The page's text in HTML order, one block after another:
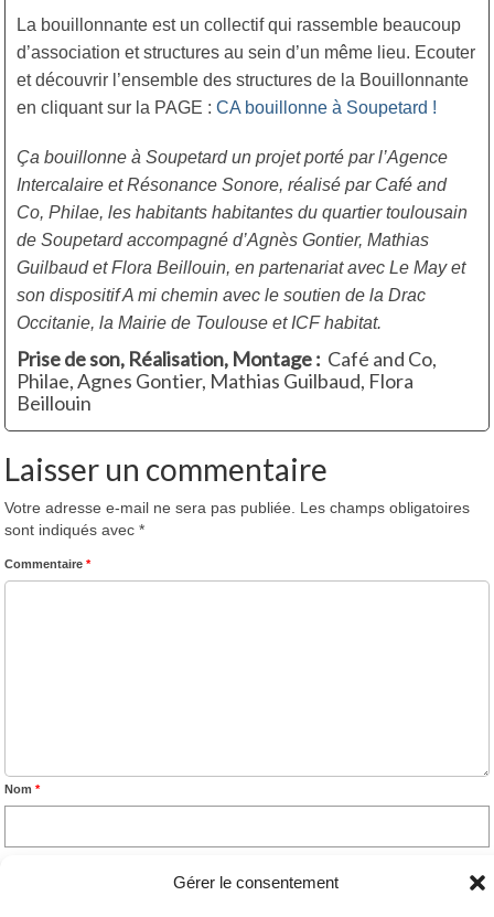
Gérer le consentement
La bouillonnante est un collectif qui rassemble beaucoup
d’association et structures au sein d’un même lieu. Ecouter
et découvrir l’ensemble des structures de la Bouillonnante
en cliquant sur la PAGE :CA bouillonne à Soupetard !
Ça bouillonne à Soupetard un projet porté par l’Agence
Intercalaire et Résonance Sonore, réalisé par Café and
Co, Philae, les habitants habitantes du quartier toulousain
de Soupetard accompagné d’Agnès Gontier, Mathias
Guilbaud et Flora Beillouin, en partenariat avec Le May et
son dispositif A mi chemin avec le soutien de la Drac
Occitanie, la Mairie de Toulouse et ICF habitat.
Prise de son, Réalisation, Montage : Café and Co,
Philae, Agnes Gontier, Mathias Guilbaud, Flora
Beillouin
Laisser un commentaire
Votre adresse e-mail ne sera pas publiée.
Les champs obligatoires
sont indiqués avec*
Commentaire*
Nom*